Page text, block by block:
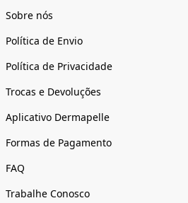
Sobre nós
Política de Envio
Política de Privacidade
Trocas e Devoluções
Aplicativo Dermapelle
Formas de Pagamento
FAQ
Trabalhe Conosco